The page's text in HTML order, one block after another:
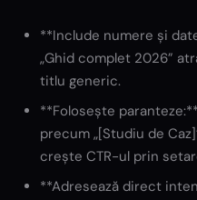
**Include numere și
„Ghid complet 2026”
titlu generic.
**Folosește
precum „[Studiu de
crește CTR-ul prin
**Adresează direct